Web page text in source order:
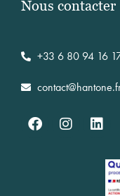
Nous contacter
+33 6 80 94 16